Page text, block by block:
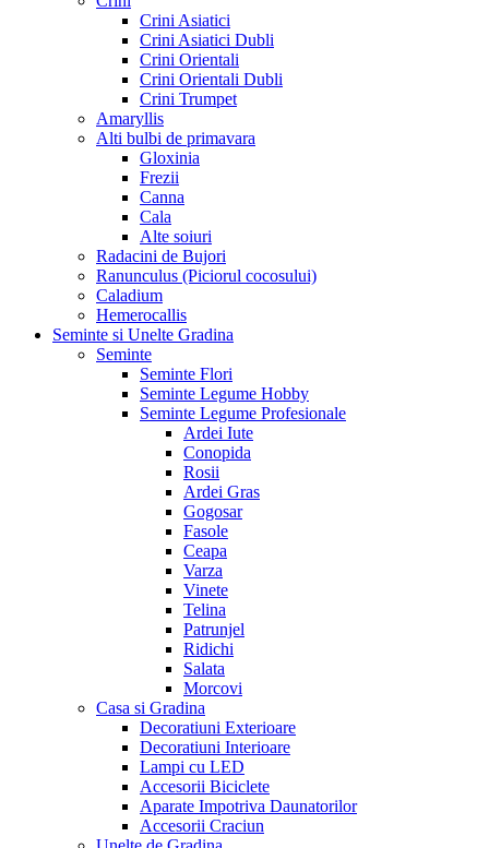
Crini Asiatici
Crini Asiatici Dubli
Crini Orientali
Crini Orientali Dubli
Crini Trumpet
Amaryllis
Alti bulbi de primavara
Gloxinia
Frezii
Canna
Cala
Alte soiuri
Radacini de Bujori
Ranunculus (Piciorul cocosului)
Caladium
Hemerocallis
Seminte si Unelte Gradina
Seminte
Seminte Flori
Seminte Legume Hobby
Seminte Legume Profesionale
Ardei Iute
Conopida
Rosii
Ardei Gras
Gogosar
Fasole
Ceapa
Varza
Vinete
Telina
Patrunjel
Ridichi
Salata
Morcovi
Casa si Gradina
Decoratiuni Exterioare
Decoratiuni Interioare
Lampi cu LED
Accesorii Biciclete
Aparate Impotriva Daunatorilor
Accesorii Craciun